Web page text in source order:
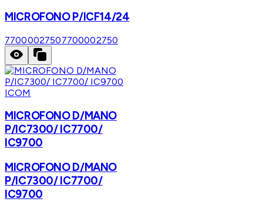
MICROFONO P/ICF14/24
77000027507700002750
ICOM
MICROFONO D/MANO
P/IC7300/ IC7700/
IC9700
MICROFONO D/MANO
P/IC7300/ IC7700/
IC9700